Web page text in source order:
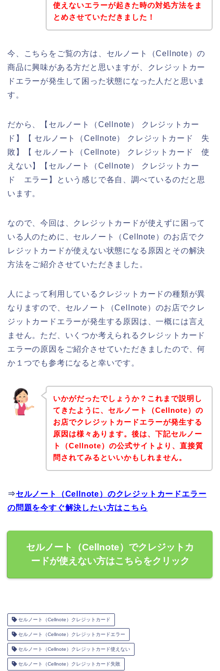
使えないエラーが起きた時の対処方法をま
とめさせていただきました！
今、こちらをご覧の方は、セルノート（Cellnote）の
商品に興味がある方だと思いますが、クレジットカー
ドエラーが発生して困った状態になった人だと思いま
す。
だから、【セルノート（Cellnote） クレジットカー
ド】【 セルノート（Cellnote） クレジットカード 失
敗】【 セルノート（Cellnote） クレジットカード 使
えない】【セルノート（Cellnote） クレジットカー
ド エラー】という感じで各自、調べているのだと思
います。
なので、今回は、クレジットカードが使えずに困って
いる人のために、セルノート（Cellnote）のお店でク
レジットカードが使えない状態になる原因とその解決
方法をご紹介させていただきました。
人によって利用しているクレジットカードの種類が異
なりますので、セルノート（Cellnote）のお店でクレ
ジットカードエラーが発生する原因は、一概には言え
ません。ただ、いくつか考えられるクレジットカード
エラーの原因をご紹介させていただきましたので、何
か１つでも参考になると幸いです。
いかがだったでしょうか？これまで説明し
てきたように、セルノート（Cellnote）の
お店でクレジットカードエラーが発生する
原因は様々あります。後は、下記セルノー
ト（Cellnote）の公式サイトより、直接質
問されてみるといいかもしれません。
⇒セルノート（Cellnote）のクレジットカードエラー
の問題を今すぐ解決したい方はこちら
セルノート（Cellnote）でクレジットカ
ードが使えない方はこちらをクリック
セルノート（Cellnote）クレジットカード
セルノート（Cellnote）クレジットカードエラー
セルノート（Cellnote）クレジットカード使えない
セルノート（Cellnote）クレジットカード失敗